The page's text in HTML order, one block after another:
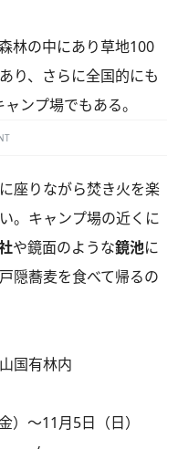
林の中にあり草地100
り、さらに全国的にも
ンプ場でもある。
座りながら焚き火を楽
。キャンプ場の近くに
や鏡面のような鏡池に
隠蕎麦を食べて帰るの
国有林内
～11月5日（日）